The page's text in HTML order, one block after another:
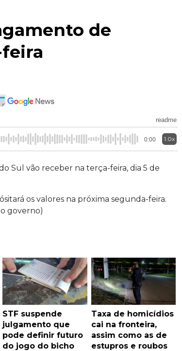
de
readme
0:00 1.0x
Sul vão receber na terça-feira, dia 5 de
os valores na próxima segunda-feira.
governo)
STF suspende
julgamento que
pode definir futuro
do jogo do bicho
Taxa de homicídios
cai na fronteira,
assim como as de
estupros e roubos